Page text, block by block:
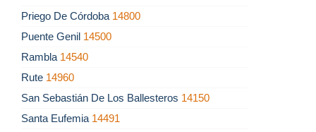
Priego De Córdoba 14800
Puente Genil 14500
Rambla 14540
Rute 14960
San Sebastián De Los Ballesteros 14150
Santa Eufemia 14491